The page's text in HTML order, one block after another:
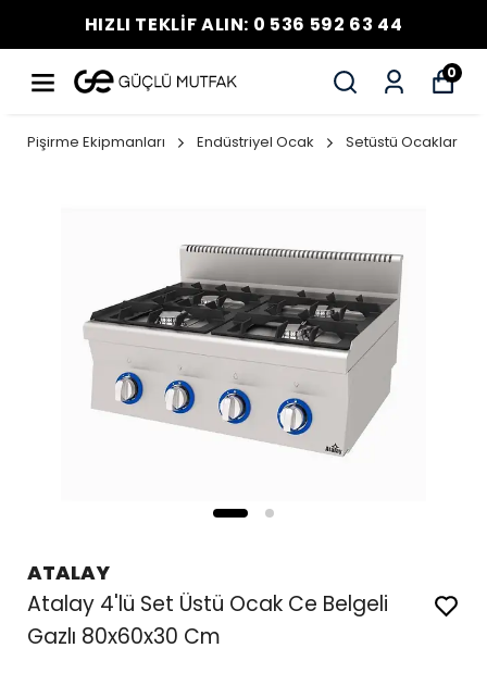
HIZLI TEKLİF ALIN: 0 536 592 63 44
0
Pişirme Ekipmanları Endüstriyel Ocak Setüstü Ocaklar
ATALAY
Atalay 4'lü Set Üstü Ocak Ce Belgeli
Gazlı 80x60x30 Cm